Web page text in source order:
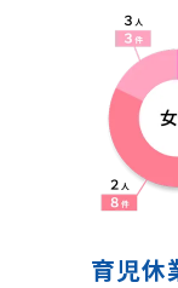
育児休